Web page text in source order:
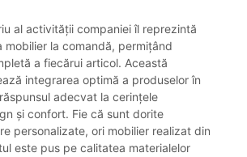
al activității companiei îl reprezintă
mobilier la comandă, permițând
a fiecărui articol. Această
integrarea optimă a produselor în
adecvat la cerințele
și confort. Fie că sunt dorite
personalizate, ori mobilier realizat din
este pus pe calitatea materialelor